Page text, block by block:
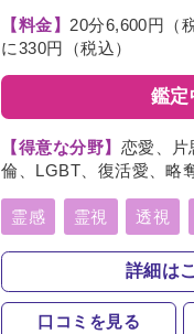
【料金】 20分6,600円（
に330円（税込）
鑑定
【得意な分野】 恋愛、片
倫、LGBT、復活愛、略
探し、人間関係、人生
経営、転職、適職、縁結
霊感 霊視 透視
前世
神通力 守護霊 背
詳細は
口コミを見る